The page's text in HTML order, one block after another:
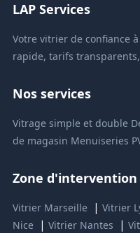
LAP Services
Votre vitrier de confiance
rapide, tarifs
Nos services
Vitrage simple et double
de magasin Menuiseries
Zone d'intervention
Vitrier Marseille | Vitrier
Nice
| Vitrier Nantes |